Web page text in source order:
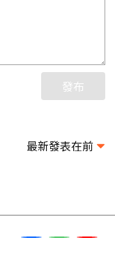
發布
最新發表在前